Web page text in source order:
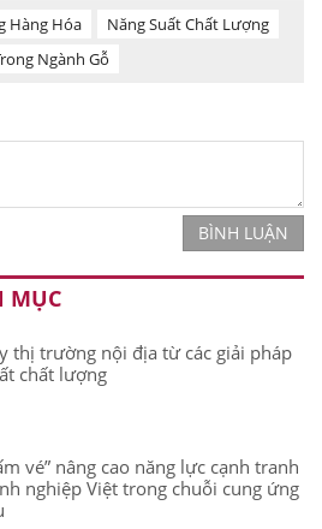
Hàng Hóa
Năng Suất Chất Lượng
Ngành Gỗ
BÌNH LUẬN
MỤC
thị trường nội địa từ các giải pháp
chất lượng
vé” nâng cao năng lực cạnh tranh
nghiệp Việt trong chuỗi cung ứng